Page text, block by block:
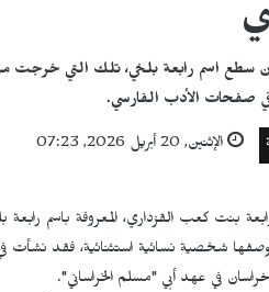
سطع اسم رابعة بلخي، تلك التي خرجت من
في صفحات الأدب الفارسي.
الإثنين, 20 أبريل 2026, 07:23
بنت كعب القزداري، المعروفة باسم
بوصفها شخصية نسائية استثنائية، فقد
خراسان في عهد أبي "مسلم الخراساني".